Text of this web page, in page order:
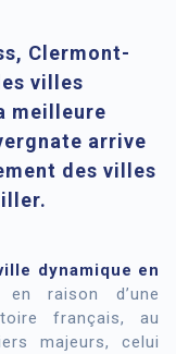
Clermont-
villes
meilleure
arrive
des villes
dynamique en
raison d’une
français, au
majeurs, celui